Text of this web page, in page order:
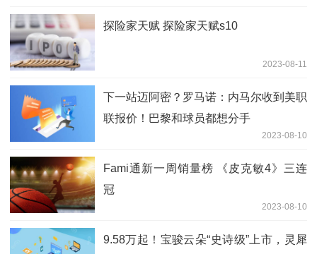
探险家天赋 探险家天赋s10
2023-08-11
下一站迈阿密？罗马诺：内马尔收到美职
联报价！巴黎和球员都想分手
2023-08-10
Fami通新一周销量榜 《皮克敏4》三连
冠
2023-08-10
9.58万起！宝骏云朵“史诗级”上市，灵犀